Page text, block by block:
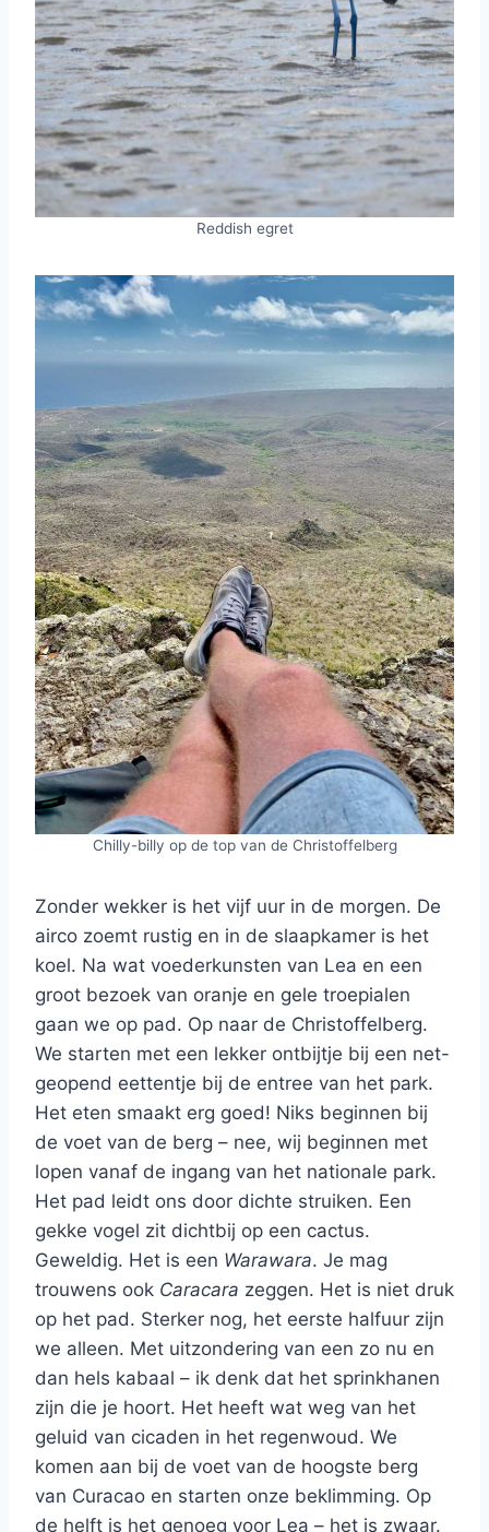
Reddish egret
Chilly-billy op de top van de Christoffelberg
Zonder wekker is het vijf uur in de morgen. De
airco zoemt rustig en in de slaapkamer is het
koel. Na wat voederkunsten van Lea en een
groot bezoek van oranje en gele troepialen
gaan we op pad. Op naar de Christoffelberg.
We starten met een lekker ontbijtje bij een net-
geopend eettentje bij de entree van het park.
Het eten smaakt erg goed! Niks beginnen bij
de voet van de berg – nee, wij beginnen met
lopen vanaf de ingang van het nationale park.
Het pad leidt ons door dichte struiken. Een
gekke vogel zit dichtbij op een cactus.
Geweldig. Het is een Warawara. Je mag
trouwens ook Caracara zeggen. Het is niet druk
op het pad. Sterker nog, het eerste halfuur zijn
we alleen. Met uitzondering van een zo nu en
dan hels kabaal – ik denk dat het sprinkhanen
zijn die je hoort. Het heeft wat weg van het
geluid van cicaden in het regenwoud. We
komen aan bij de voet van de hoogste berg
van Curacao en starten onze beklimming. Op
de helft is het genoeg voor Lea – het is zwaar.